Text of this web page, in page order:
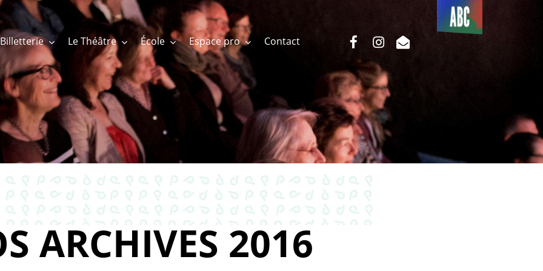
Billetterie Le Théâtre École Espace pro Contact
Du côté
de l’ABC
facebookinstagram
email
ARCHIVES 2016